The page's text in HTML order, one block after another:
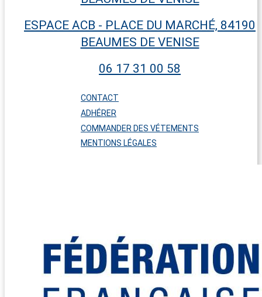
ESPACE ACB - PLACE DU MARCHÉ, 84190
BEAUMES DE VENISE
06 17 31 00 58
CONTACT
ADHÉRER
COMMANDER DES VÉTEMENTS
MENTIONS LÉGALES